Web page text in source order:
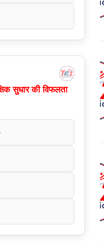
सुधार की विफलता